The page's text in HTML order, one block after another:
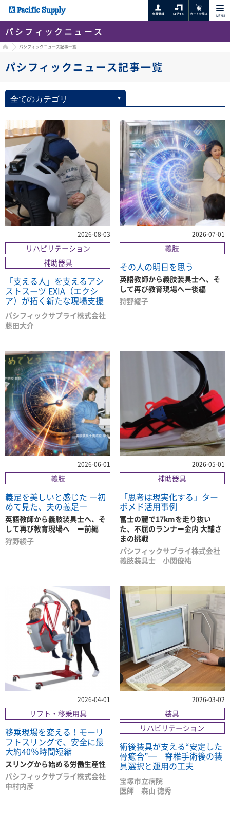
MENU
パシフィックニュース
HOMEパシフィックニュース記事一覧
パシフィックニュース記事一覧
2026-08-03
リハビリテーション
補助器具
「支える人」を支えるアシ
ストスーツ EXIA（エクシ
ア）が拓く新たな現場支援
パシフィックサプライ株式会社
藤田大介
2026-07-01
義肢
その人の明日を思う
英語教師から義肢装具士へ、そ
して再び教育現場へー後編
狩野綾子
2026-06-01
義肢
義足を美しいと感じた ―初
めて見た、夫の義足―
英語教師から義肢装具士へ、そ
して再び教育現場へ ー前編
狩野綾子
2026-05-01
補助器具
「思考は現実化する」ター
ボメド活用事例
富士の麓で17kmを走り抜い
た、不屈のランナー金内 大輔さ
まの挑戦
パシフィックサプライ株式会社
義肢装具士 小関俊祐
2026-04-01
リフト・移乗用具
移乗現場を変える！モーリ
フトスリングで、安全に最
大約40％時間短縮
スリングから始める労働生産性
パシフィックサプライ株式会社
中村内彦
2026-03-02
装具
リハビリテーション
術後装具が支える“安定した
骨癒合”─ 脊椎手術後の装
具選択と運用の工夫
宝塚市立病院
医師 森山 徳秀